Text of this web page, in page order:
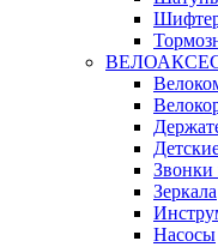
Звонки
Зеркала
Насосы